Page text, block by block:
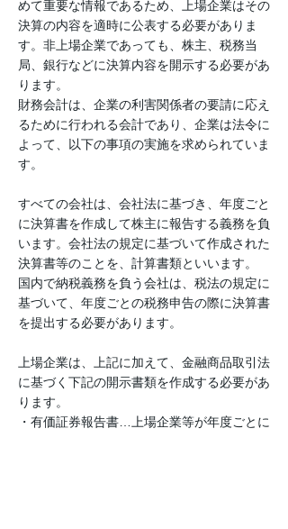
めて重要な情報であるため、上場企業はその
決算の内容を適時に公表する必要がありま
す。非上場企業であっても、株主、税務当
局、銀行などに決算内容を開示する必要があ
ります。
財務会計は、企業の利害関係者の要請に応え
るために行われる会計であり、企業は法令に
よって、以下の事項の実施を求められていま
す。
すべての会社は、会社法に基づき、年度ごと
に決算書を作成して株主に報告する義務を負
います。会社法の規定に基づいて作成された
決算書等のことを、計算書類といいます。
国内で納税義務を負う会社は、税法の規定に
基づいて、年度ごとの税務申告の際に決算書
を提出する必要があります。
上場企業は、上記に加えて、金融商品取引法
に基づく下記の開示書類を作成する必要があ
ります。
・有価証券報告書…上場企業等が年度ごとに